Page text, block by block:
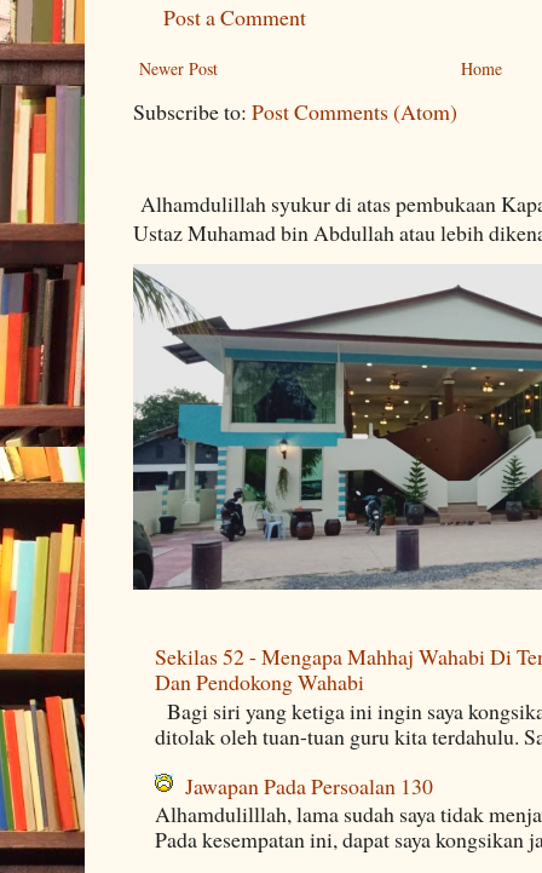
Post a Comment
Newer Post Home
Subscribe to: Post Comments (Atom)
Alhamdulillah syukur di atas pembukaan
Ustaz Muhamad bin Abdullah atau lebih
Sekilas 52 - Mengapa Mahhaj Wahabi Di
Dan Pendokong Wahabi
Bagi siri yang ketiga ini ingin saya
ditolak oleh tuan-tuan guru kita terdahulu.
Jawapan Pada Persoalan 130
Alhamdulilllah, lama sudah saya tidak
Pada kesempatan ini, dapat saya kongsikan